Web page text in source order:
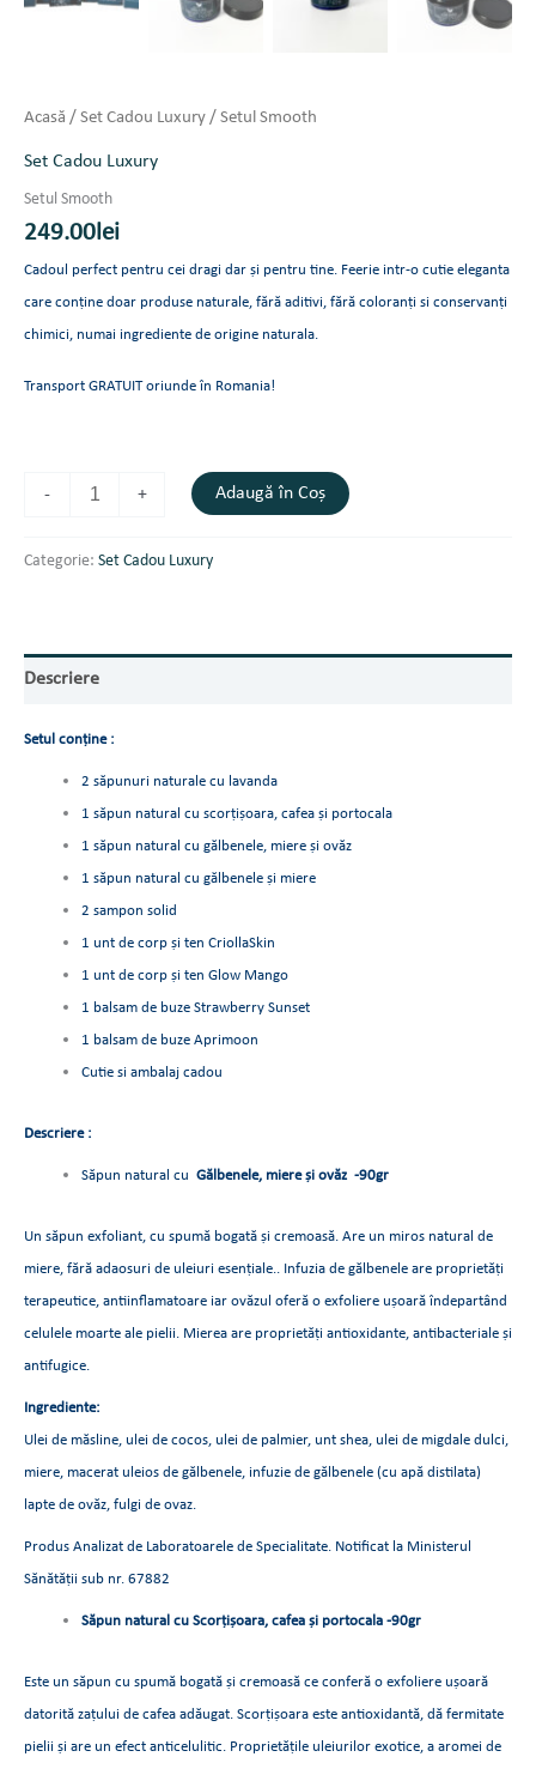
Acasă / Set Cadou Luxury / Setul Smooth
Set Cadou Luxury
Setul Smooth
249.00lei
Cadoul perfect pentru cei dragi dar și pentru tine. Feerie intr-o cutie eleganta
care conține doar produse naturale, fără aditivi, fără coloranți si conservanți
chimici, numai ingrediente de origine naturala.
Transport GRATUIT oriunde în Romania!
- + Adaugă în Coș
Categorie: Set Cadou Luxury
Descriere
Setul conține :
2 săpunuri naturale cu lavanda
1 săpun natural cu scorțișoara, cafea și portocala
1 săpun natural cu gălbenele, miere și ovăz
1 săpun natural cu gălbenele și miere
2 sampon solid
1 unt de corp și ten CriollaSkin
1 unt de corp și ten Glow Mango
1 balsam de buze Strawberry Sunset
1 balsam de buze Aprimoon
Cutie si ambalaj cadou
Descriere :
Săpun natural cu Gălbenele, miere și ovăz -90gr
Un săpun exfoliant, cu spumă bogată și cremoasă. Are un miros natural de
miere, fără adaosuri de uleiuri esențiale.. Infuzia de gălbenele are proprietăți
terapeutice, antiinflamatoare iar ovăzul oferă o exfoliere ușoară îndepartând
celulele moarte ale pielii. Mierea are proprietăți antioxidante, antibacteriale și
antifugice.
Ingrediente:
Ulei de măsline, ulei de cocos, ulei de palmier, unt shea, ulei de migdale dulci,
miere, macerat uleios de gălbenele, infuzie de gălbenele (cu apă distilata)
lapte de ovăz, fulgi de ovaz.
Produs Analizat de Laboratoarele de Specialitate. Notificat la Ministerul
Sănătății sub nr. 67882
Săpun natural cu Scorțișoara, cafea și portocala -90gr
Este un săpun cu spumă bogată și cremoasă ce conferă o exfoliere ușoară
datorită zațului de cafea adăugat. Scorțișoara este antioxidantă, dă fermitate
pielii și are un efect anticelulitic. Proprietățile uleiurilor exotice, a aromei de